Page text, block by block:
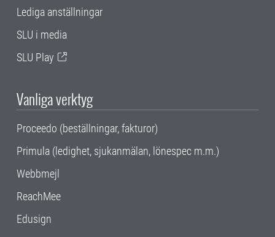
Lediga anställningar
SLU i media
SLU Play
Vanliga verktyg
Proceedo (beställningar, fakturor)
Primula (ledighet, sjukanmälan, lönespec m.m.)
Webbmejl
ReachMee
Edusign